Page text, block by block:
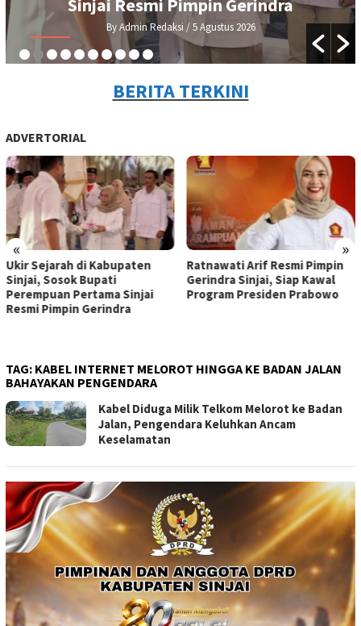
Sinjai Resmi Pimpin Gerindra
By Admin Redaksi / 5 Agustus 2026
BERITA TERKINI
ADVERTORIAL
« »
Ukir Sejarah di Kabupaten
Sinjai, Sosok Bupati
Perempuan Pertama Sinjai
Resmi Pimpin Gerindra
Ratnawati Arif Resmi Pimpin
Gerindra Sinjai, Siap Kawal
Program Presiden Prabowo
TAG: KABEL INTERNET MELOROT HINGGA KE BADAN JALAN
BAHAYAKAN PENGENDARA
Kabel Diduga Milik Telkom Melorot ke Badan
Jalan, Pengendara Keluhkan Ancam
Keselamatan